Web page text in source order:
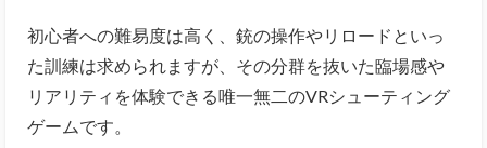
初心者への難易度は高く、銃の操作やリロードといっ
た訓練は求められますが、その分群を抜いた臨場感や
リアリティを体験できる唯一無二のVRシューティング
ゲームです。